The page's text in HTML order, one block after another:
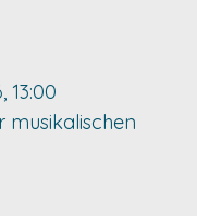
13:00
musikalischen